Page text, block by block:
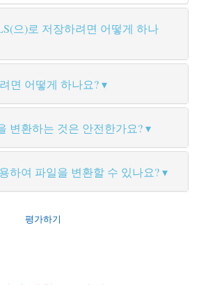
으)로 저장하려면 어떻게 하나
면 어떻게 하나요?
변환하는 것은 안전한가요?
하여 파일을 변환할 수 있나요?
평가하기